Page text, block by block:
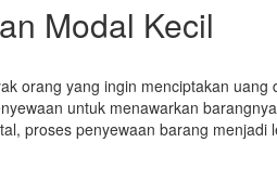
Modal Kecil
orang yang ingin menciptakan uang
untuk menawarkan
proses penyewaan barang menjadi